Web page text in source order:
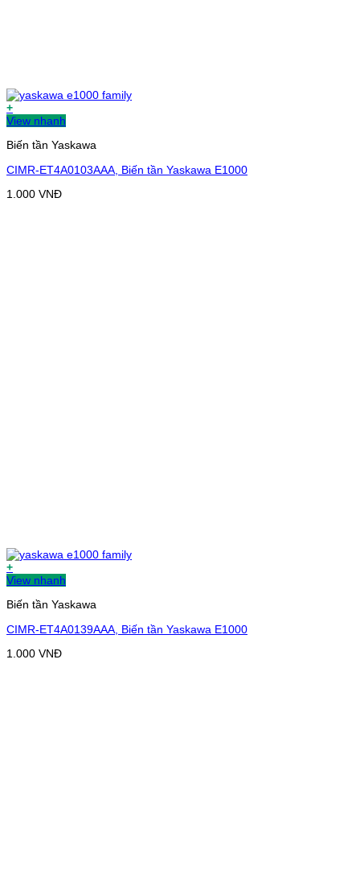
+
View nhanh
Biến tần Yaskawa
CIMR-ET4A0103AAA, Biến tần Yaskawa E1000
1.000 VNĐ
+
View nhanh
Biến tần Yaskawa
CIMR-ET4A0139AAA, Biến tần Yaskawa E1000
1.000 VNĐ